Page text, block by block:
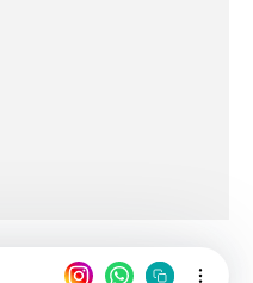
Batam BNN